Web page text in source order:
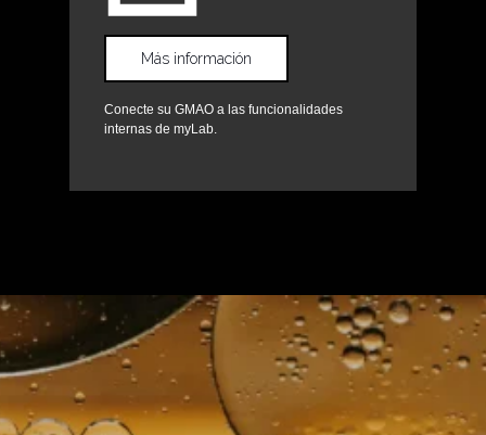
Más información
Conecte su GMAO a las funcionalidades
internas de myLab.